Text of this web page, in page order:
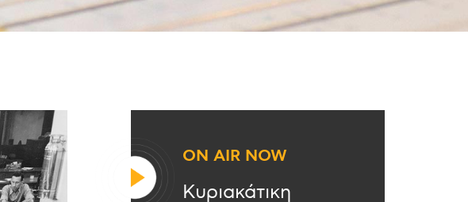
ON AIR NOW
Κυριακάτικη